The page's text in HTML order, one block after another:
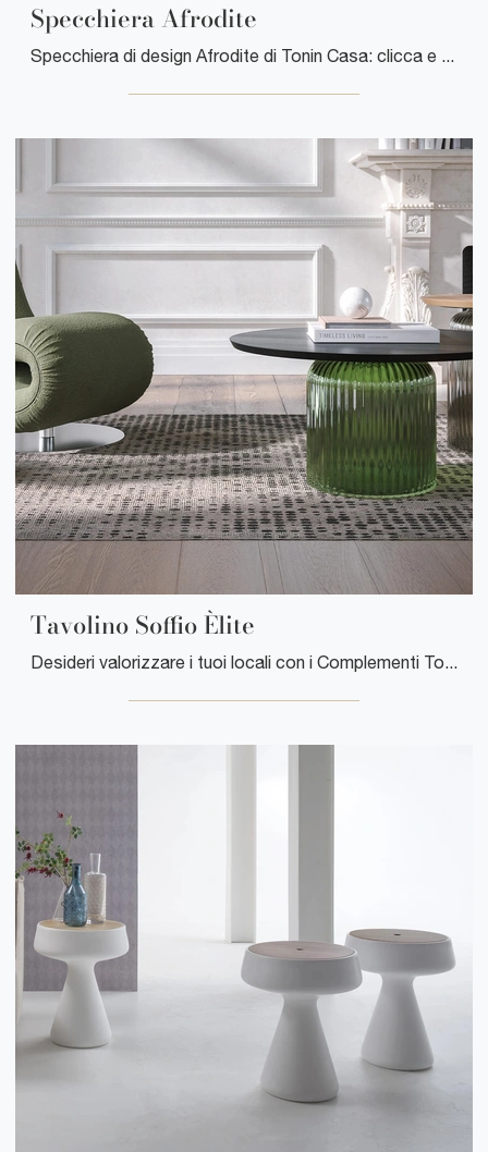
Specchiera Afrodite
Specchiera di design Afrodite di Tonin Casa: clicca e scopri di più sui Complementi e specchi design in vetro del rinomato brand!
Tavolino Soffio Èlite
Desideri valorizzare i tuoi locali con i Complementi Tonin Casa? Ecco qui differenti modelli di tavolini in legno come Tavolino Soffio Èlite .